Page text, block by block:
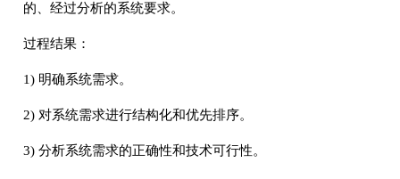
的、经过分析的系统要求。
过程结果：
1) 明确系统需求。
2) 对系统需求进行结构化和优先排序。
3) 分析系统需求的正确性和技术可行性。